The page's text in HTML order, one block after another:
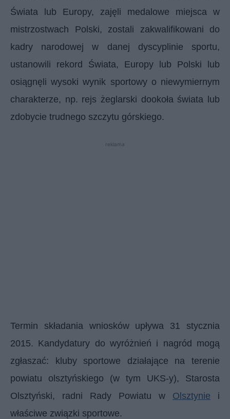
Świata lub Europy, zajęli medalowe miejsca w
mistrzostwach Polski, zostali zakwalifikowani do
kadry narodowej w danej dyscyplinie sportu,
ustanowili rekord Świata, Europy lub Polski lub
osiągnęli wysoki wynik sportowy o niewymiernym
charakterze, np. rejs żeglarski dookoła świata lub
zdobycie trudnego szczytu górskiego.
reklama
Termin składania wniosków upływa 31 stycznia
2015. Kandydatury do wyróżnień i nagród mogą
zgłaszać: kluby sportowe działające na terenie
powiatu olsztyńskiego (w tym UKS-y), Starosta
Olsztyński, radni Rady Powiatu w Olsztynie i
właściwe związki sportowe.